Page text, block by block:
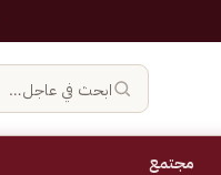
ابحث في عاجل…
مجتمع